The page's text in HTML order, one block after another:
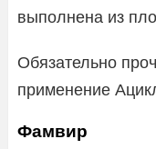
выполнена из
Обязательно
применение
Фамвир